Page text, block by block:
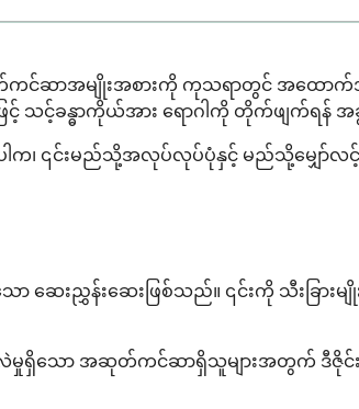
သော အဆုတ်ကင်ဆာအမျိုးအစားကို ကုသရာတွင်
သင့်ခန္ဓာကိုယ်အား ရောဂါကို တိုက်ဖျက်ရန်
က၊ ၎င်းမည်သို့အလုပ်လုပ်ပုံနှင့် မည်သို့မျှော်
ဝင်သော ဆေးညွှန်းဆေးဖြစ်သည်။ ၎င်းကို သီ
းလဲမှုရှိသော အဆုတ်ကင်ဆာရှိသူများအတွက်